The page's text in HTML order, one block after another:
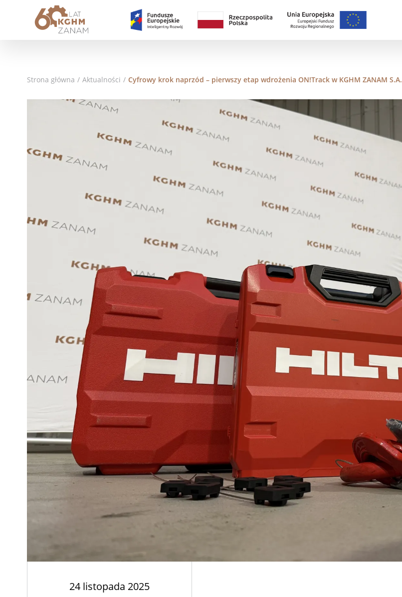
Strona główna / Aktualności / Cyfrowy krok naprzód – pierwszy etap wdrożenia ON!Track w KGHM ZANAM S.A.
24 listopada 2025